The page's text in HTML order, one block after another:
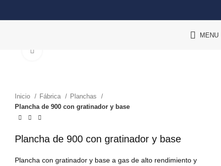
MENU
Inicio Fábrica
Planchas
Plancha de 900 con gratinador y base
Plancha de 900 con gratinador y base
Plancha con gratinador y base a gas de alto rendimiento y